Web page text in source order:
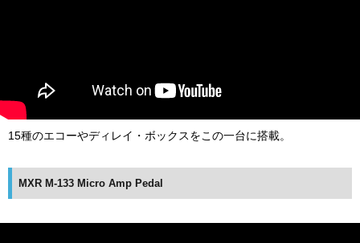
15種のエコーやディレイ・ボックスをこの一台に搭載。
MXR M-133 Micro Amp Pedal